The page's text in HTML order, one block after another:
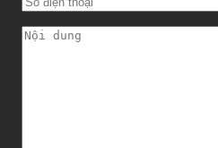
Giấy Phép Doanh
Thành Lập Công